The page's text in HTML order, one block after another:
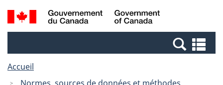
Passer
au
Passer
à
Canada
Recherche
et
et
Accueil